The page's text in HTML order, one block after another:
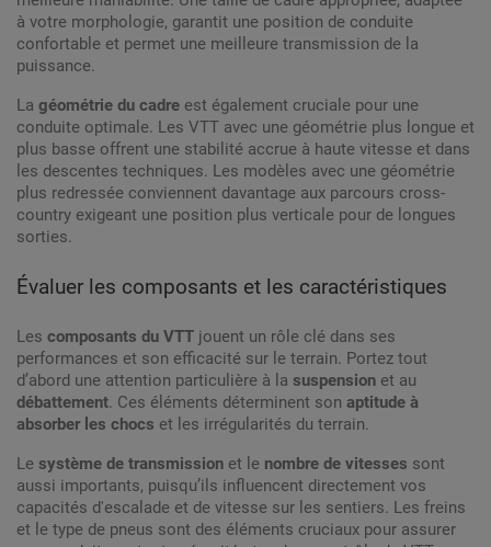
à votre morphologie, garantit une position de conduite
confortable et permet une meilleure transmission de la
puissance.
La géométrie du cadre est également cruciale pour une
conduite optimale. Les VTT avec une géométrie plus longue et
plus basse offrent une stabilité accrue à haute vitesse et dans
les descentes techniques. Les modèles avec une géométrie
plus redressée conviennent davantage aux parcours cross-
country exigeant une position plus verticale pour de longues
sorties.
Évaluer les composants et les caractéristiques
Les composants du VTT jouent un rôle clé dans ses
performances et son efficacité sur le terrain. Portez tout
d’abord une attention particulière à la suspension et au
débattement. Ces éléments déterminent son aptitude à
absorber les chocs et les irrégularités du terrain.
Le système de transmission et le nombre de vitesses sont
aussi importants, puisqu’ils influencent directement vos
capacités d'escalade et de vitesse sur les sentiers. Les freins
et le type de pneus sont des éléments cruciaux pour assurer